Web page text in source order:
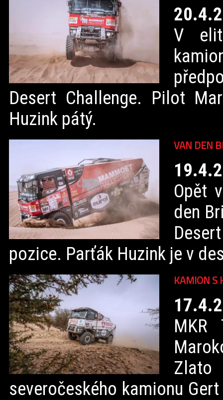
V
Desert Challenge. Pilot
Huzink pátý.
VAN DEN
Opět
den
pozice. Parťák Huzink je v
KAMION S
MKR
severočeského kamionu